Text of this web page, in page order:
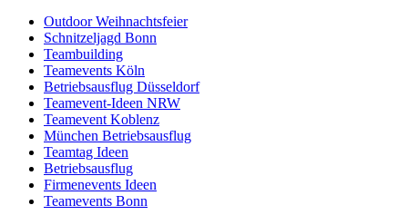
Outdoor Weihnachtsfeier
Schnitzeljagd Bonn
Teambuilding
Teamevents Köln
Betriebsausflug Düsseldorf
Teamevent-Ideen NRW
Teamevent Koblenz
München Betriebsausflug
Teamtag Ideen
Betriebsausflug
Firmenevents Ideen
Teamevents Bonn